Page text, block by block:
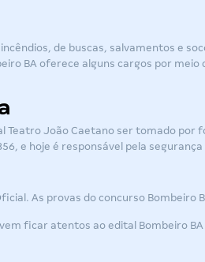
de buscas, salvamentos e
BA oferece alguns cargos por
Teatro João Caetano ser tomado
e hoje é responsável pela
As provas do concurso Bombeiro
ficar atentos ao edital Bombeiro BA